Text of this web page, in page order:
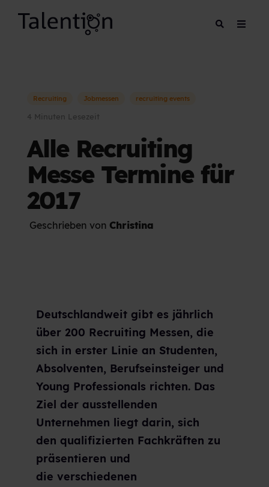
Recruiting Jobmessen recruiting events
4 Minuten Lesezeit
Alle Recruiting
Messe Termine für
2017
Geschrieben von Christina
Deutschlandweit gibt es jährlich
über 200 Recruiting Messen, die
sich in erster Linie an Studenten,
Absolventen, Berufseinsteiger und
Young Professionals richten. Das
Ziel der ausstellenden
Unternehmen liegt darin, sich
den qualifizierten Fachkräften zu
präsentieren und
die verschiedenen